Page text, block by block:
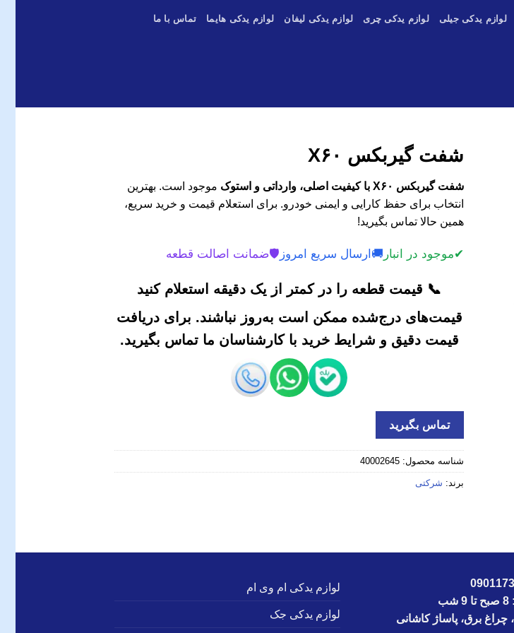
لوازم یدکی جیلی لوازم یدکی چری لوازم یدکی لیفان لوازم یدکی هایما تماس با ما
شفت گیربکس X۶۰
شفت گیربکس X۶۰ با کیفیت اصلی، وارداتی و استوک
موجود است. بهترین
انتخاب برای حفظ کارایی و ایمنی خودرو. برای استعلام قیمت و خرید سریع،
همین حالا تماس بگیرید!
✔موجود در انبار 🚚 ارسال سریع امروز 🛡️ضمانت اصالت قطعه
📞 قیمت قطعه را در کمتر از یک دقیقه استعلام کنید
قیمت‌های درج‌شده ممکن است به‌روز نباشند. برای دریافت
قیمت دقیق و شرایط خرید با کارشناسان ما تماس بگیرید.
تماس بگیرید
شناسه محصول: 40002645
برند: شرکتی
چراغ برق، پاساژ کاشانی
لوازم یدکی ام وی ام
لوازم یدکی جک